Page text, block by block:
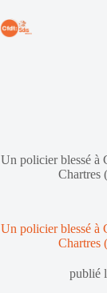
au
contenu
Un policier blessé à
Chartres
Un policier blessé à
Chartres
publié